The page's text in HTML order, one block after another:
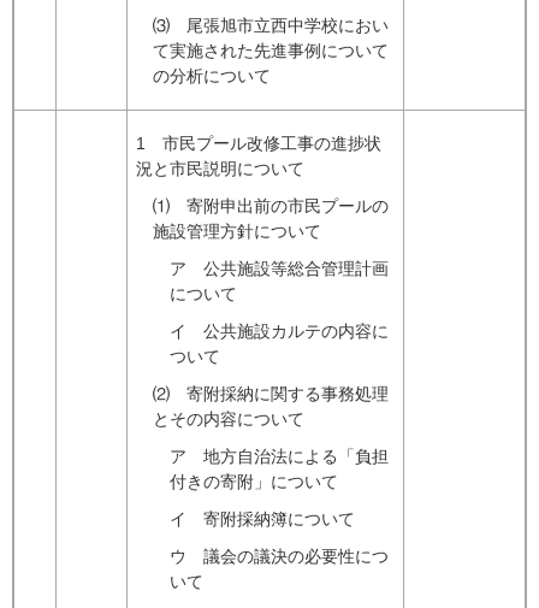
⑶ 尾張旭市立西中学校におい
て実施された先進事例について
の分析について
1 市民プール改修工事の進捗状
況と市民説明について
⑴ 寄附申出前の市民プールの
施設管理方針について
ア 公共施設等総合管理計画
について
イ 公共施設カルテの内容に
ついて
⑵ 寄附採納に関する事務処理
とその内容について
ア 地方自治法による「負担
付きの寄附」について
イ 寄附採納簿について
ウ 議会の議決の必要性につ
いて